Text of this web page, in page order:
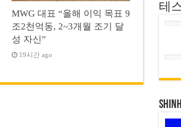
MWG 대표 “올해 이익 목표 9
조2천억동, 2~3개월 조기 달
성 자신”
19시간 ago
테